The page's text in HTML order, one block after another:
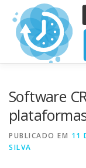
Pular
para
conteúdo
Software
PUBLICADO EM 11
SILVA